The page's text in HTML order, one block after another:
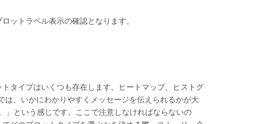
ットラベル表示の確認となります。
タイプはいくつも存在します。ヒートマップ、ヒストグ
、いかにわかりやすくメッセージを伝えられるかが大
という感じです。ここで注意しなければならないの